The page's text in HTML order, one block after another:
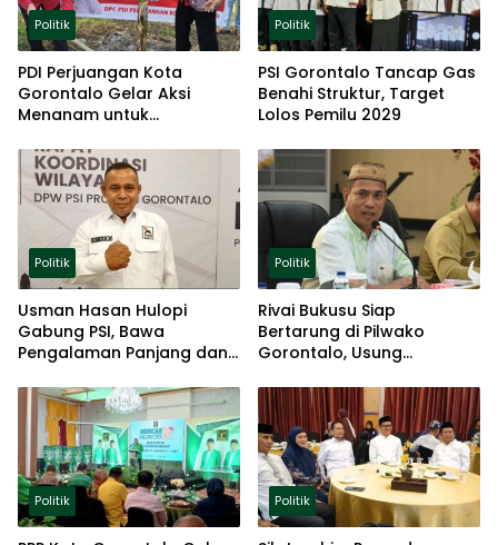
Politik
PDI Perjuangan Kota
Gorontalo Gelar Aksi
Menanam untuk
Politik
PSI Gorontalo Tancap Gas
Benahi Struktur, Target
Lolos Pemilu 2029
Politik
Usman Hasan Hulopi
Gabung PSI, Bawa
Pengalaman Panjang dan
Politik
Rivai Bukusu Siap
Bertarung di Pilwako
Gorontalo, Usung
Politik
Politik Politik